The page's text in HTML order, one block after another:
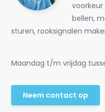
bellen,
sturen, rooksignalen
Maandag t/m vrijdag
Neem contact op